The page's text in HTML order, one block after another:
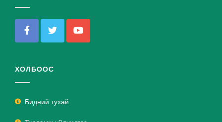
ХОЛБООС
Бидний тухай